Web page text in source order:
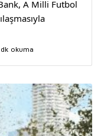
A Milli Futbol
dk okuma